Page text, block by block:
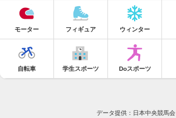
モーター フィギュア ウィンター
自転車 学生スポーツ Doスポーツ
データ提供：日本中央競馬会